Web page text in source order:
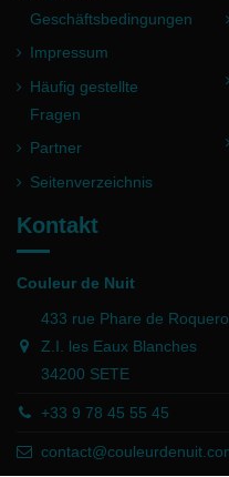
Geschäftsbedingungen
Impressum
Häufig gestellte
Fragen
Partner
Seitenverzeichnis
Kontakt
Couleur de Nuit
433 rue Phare de
Z.I. les Eaux Blanches
34200 SETE
+33 9 78 45 55 45